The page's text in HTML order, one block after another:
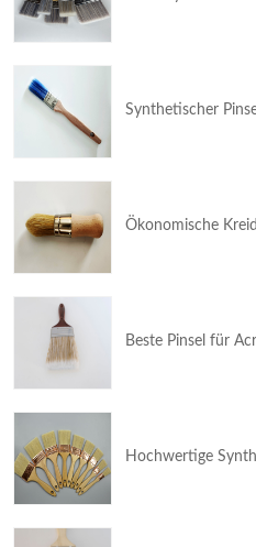
Synthetischer
Ökonomische
Beste Pinsel für
Hochwertige